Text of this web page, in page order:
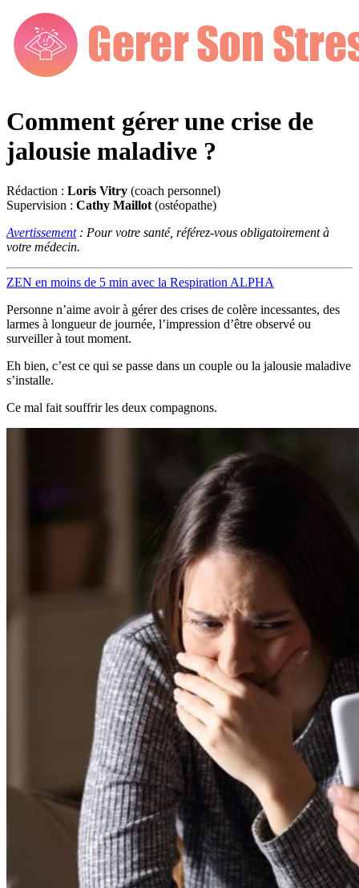
Comment gérer une crise de
jalousie maladive ?
Rédaction : Loris Vitry (coach personnel)
Supervision : Cathy Maillot (ostéopathe)
Avertissement: Pour votre santé, référez-vous obligatoirement à
votre médecin.
ZEN en moins de 5 min avec la Respiration ALPHA
Personne n’aime avoir à gérer des crises de colère incessantes, des
larmes à longueur de journée, l’impression d’être observé ou
surveiller à tout moment.
Eh bien, c’est ce qui se passe dans un couple ou la jalousie maladive
s’installe.
Ce mal fait souffrir les deux compagnons.